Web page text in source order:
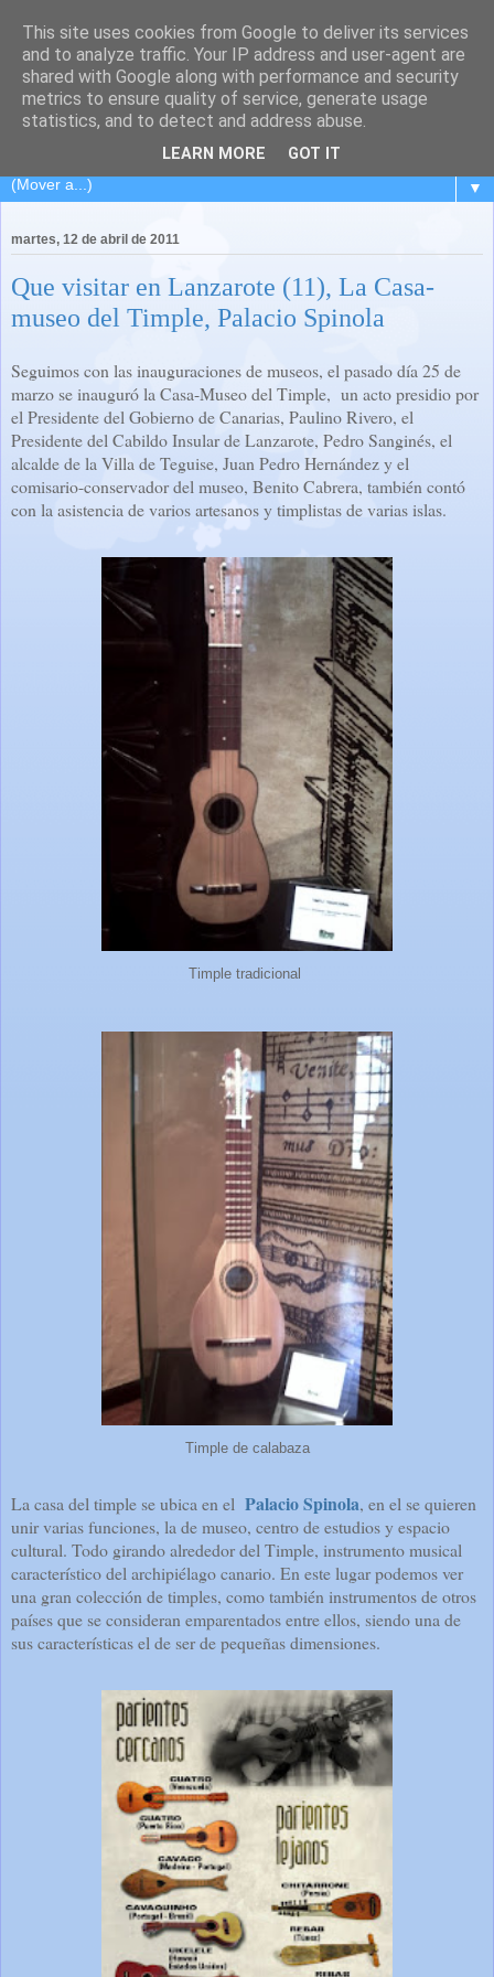
El Carpintero Travieso
Viaje de ida y vuelta a L´Hospitalet... pasando por la isla de
los volcanes... Lanzarote.
▼
martes, 12 de abril de 2011
Que visitar en Lanzarote (11), La Casa-
museo del Timple, Palacio Spinola
Seguimos con las inauguraciones de museos, el pasado día 25 de
marzo se inauguró la Casa-Museo del Timple, un acto presidio por
el Presidente del Gobierno de Canarias, Paulino Rivero, el
Presidente del Cabildo Insular de Lanzarote, Pedro Sanginés, el
alcalde de la Villa de Teguise, Juan Pedro Hernández y el
comisario-conservador del museo, Benito Cabrera, también contó
con la asistencia de varios artesanos y timplistas de varias islas.
Timple tradicional
Timple de calabaza
La casa del timple se ubica en el Palacio Spinola, en el se quieren
unir varias funciones, la de museo, centro de estudios y espacio
cultural. Todo girando alrededor del Timple, instrumento musical
característico del archipiélago canario. En este lugar podemos ver
una gran colección de timples, como también instrumentos de otros
países que se consideran emparentados entre ellos, siendo una de
sus características el de ser de pequeñas dimensiones.
This site uses cookies from Google to deliver its services
and to analyze traffic. Your IP address and user-agent are
shared with Google along with performance and security
metrics to ensure quality of service, generate usage
statistics, and to detect and address abuse.
LEARN MORE GOT IT